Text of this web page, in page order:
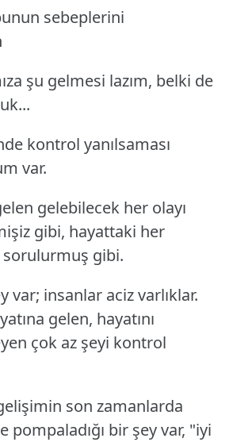
sebeplerini
şu gelmesi lazım, belki de
kontrol yanılsaması
var.
gelebilecek her olayı
gibi, hayattaki her
gibi.
var; insanlar aciz varlıklar.
gelen, hayatını
çok az şeyi kontrol
son zamanlarda
pompaladığı bir şey var, "iyi